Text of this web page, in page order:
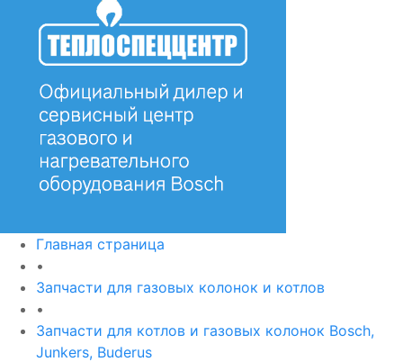
Главная страница
•
Запчасти для газовых колонок и котлов
•
Запчасти для котлов и газовых колонок Bosch,
Junkers, Buderus